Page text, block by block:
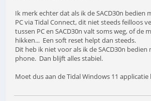
Ik merk echter dat als ik de SACD30n bedien
PC via Tidal Connect, dit niet steeds feilloos
tussen PC en SACD30n valt soms weg, of de
hikken... Een soft reset helpt dan steeds.
Dit heb ik niet voor als ik de SACD30n
phone. Dan blijft alles stabiel.
Moet dus aan de Tidal Windows 11 applicatie